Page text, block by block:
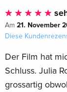
Am 21. November
Diese
Der Film hat
Schluss. Julia
grossartig